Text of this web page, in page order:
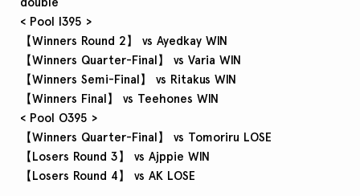
< Pool I395 >
【Winners Round 2】 vs Ayedkay WIN
【Winners Quarter-Final】 vs Varia WIN
【Winners Semi-Final】 vs Ritakus WIN
【Winners Final】 vs Teehones WIN
< Pool O395 >
【Winners Quarter-Final】 vs Tomoriru LOSE
【Losers Round 3】 vs Ajppie WIN
【Losers Round 4】 vs AK LOSE